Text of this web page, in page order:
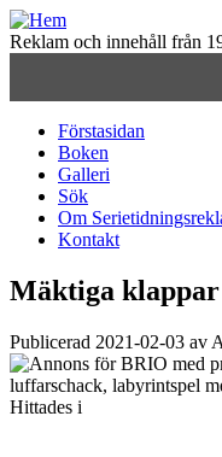
Hoppa
till
Reklam och innehåll från
Huvudmeny
(för
Förstasidan
Boken
Galleri
Sök
Om
Kontakt
Mäktiga
Publicerad 2021-02-03 av
Hittades i